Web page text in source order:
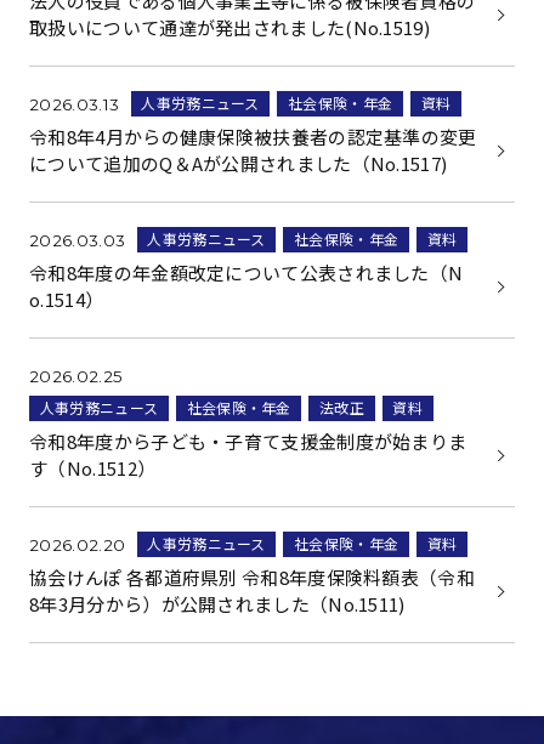
取扱いについて通達が発出されました(No.1519)
2026.03.13 人事労務ニュース 社会保険・年金 資料
令和8年4月からの健康保険被扶養者の認定基準の変更
について追加のQ＆Aが公開されました（No.1517)
2026.03.03 人事労務ニュース 社会保険・年金 資料
令和8年度の年金額改定について公表されました（N
o.1514）
2026.02.25
人事労務ニュース 社会保険・年金 法改正 資料
令和8年度から子ども・子育て支援金制度が始まりま
す（No.1512）
2026.02.20 人事労務ニュース 社会保険・年金 資料
協会けんぽ 各都道府県別 令和8年度保険料額表（令和
8年3月分から）が公開されました（No.1511)